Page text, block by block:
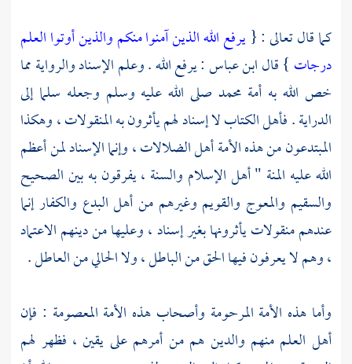
كما قال تعالى : {يرفع الله الذين آمنوا منكم والذين أوتوا العلم
درجات } قالابن عباس: يرفع الله . وعلم الإسناد والرواية مما
خص الله به أمة محمد صلى الله عليه وسلم وجعله سلما إلى
الدراية .فأهل الكتابلا إسناد لهم يأثرون به المنقولات ، وهكذا
المبتدعون من هذه الأمة أهل الضلالات ، وإنما الإسناد لمن أعظم
الله عليه المنة " أهل الإسلام والسنة ، يفرقون به بين الصحيح
والسقيم والمعوج والقويم وغيرهم من أهل البدع والكفار إنما
عندهم منقولات يأثرونها بغير إسناد ، وعليها من دينهم الاعتماد
، وهم لا يعرفون فيها الحق من الباطل ، ولا الحالي من العاطل .
وأما هذه الأمة المرحومة وأصحاب هذه الأمة المعصومة : فإن
أهل العلم منهم والدين هم من أمرهم على يقين ، فظهر لهم